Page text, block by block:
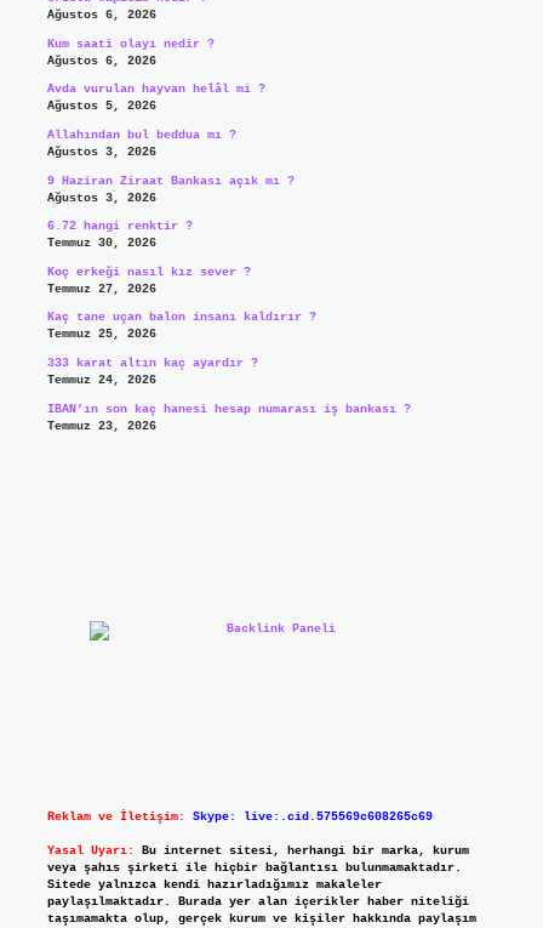
Ağustos 6, 2026
Kum saati olayı nedir ?
Ağustos 6, 2026
Avda vurulan hayvan helâl mi ?
Ağustos 5, 2026
Allahından bul beddua mı ?
Ağustos 3, 2026
9 Haziran Ziraat Bankası açık mı ?
Ağustos 3, 2026
6.72 hangi renktir ?
Temmuz 30, 2026
Koç erkeği nasıl kız sever ?
Temmuz 27, 2026
Kaç tane uçan balon insanı kaldırır ?
Temmuz 25, 2026
333 karat altın kaç ayardır ?
Temmuz 24, 2026
IBAN’ın son kaç hanesi hesap numarası iş bankası ?
Temmuz 23, 2026
Reklam ve İletişim: Skype: live:.cid.575569c608265c69
Yasal Uyarı:
Bu internet sitesi, herhangi bir marka, kurum
veya şahıs şirketi ile hiçbir bağlantısı bulunmamaktadır.
Sitede yalnızca kendi hazırladığımız makaleler
paylaşılmaktadır. Burada yer alan içerikler haber niteliği
taşımamakta olup, gerçek kurum ve kişiler hakkında paylaşım